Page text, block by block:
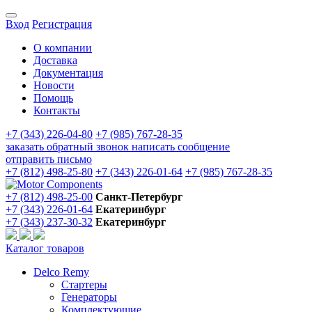
Вход Регистрация
О компании
Доставка
Документация
Новости
Помощь
Контакты
+7 (343) 226-04-80 +7 (985) 767-28-35
заказать обратный звонок написать сообщение
отправить письмо
+7 (812) 498-25-80 +7 (343) 226-01-64 +7 (985) 767-28-35
+7 (812) 498-25-00 Санкт-Петербург
+7 (343) 226-01-64 Екатеринбург
+7 (343) 237-30-32 Екатеринбург
Каталог товаров
Delco Remy
Стартеры
Генераторы
Комплектующие